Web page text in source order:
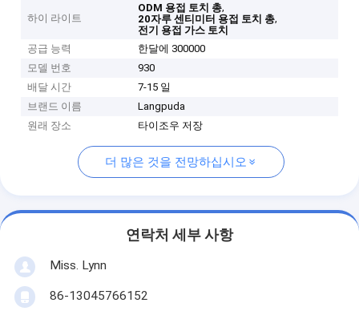
하이 라이트
ODM 용접 토치 총,
20자루 센티미터 용접 토치 총,
전기 용접 가스 토치
공급 능력
한달에 300000
모델 번호
930
배달 시간
7-15 일
브랜드 이름
Langpuda
원래 장소
타이조우 저장
더 많은 것을 전망하십시오
연락처 세부 사항
Miss. Lynn
86-13045766152